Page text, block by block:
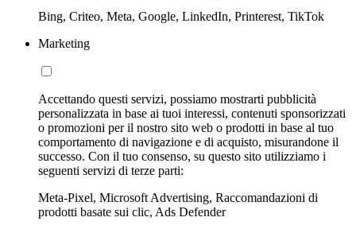
Bing, Criteo, Meta, Google, LinkedIn, Printerest, TikTok
Marketing
Accettando questi servizi, possiamo mostrarti pubblicità
personalizzata in base ai tuoi interessi, contenuti sponsorizzati
o promozioni per il nostro sito web o prodotti in base al tuo
comportamento di navigazione e di acquisto, misurandone il
successo. Con il tuo consenso, su questo sito utilizziamo i
seguenti servizi di terze parti:
Meta-Pixel, Microsoft Advertising, Raccomandazioni di
prodotti basate sui clic, Ads Defender